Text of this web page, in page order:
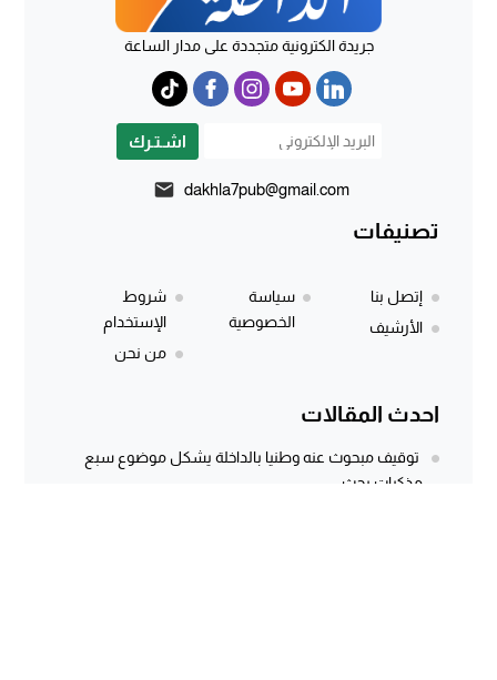
جريدة الكترونية متجددة على مدار الساعة
اشـتـرك
dakhla7pub@gmail.com
تصنيفات
إتصل بنا
الأرشيف
سياسة
الخصوصية
شروط
الإستخدام
من نحن
احدث المقالات
توقيف مبحوث عنه وطنيا بالداخلة يشكل موضوع سبع
مذكرات بحث